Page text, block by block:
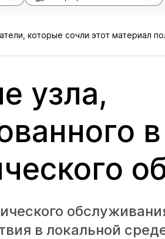
которые сочли этот материал
узла,
в локальной